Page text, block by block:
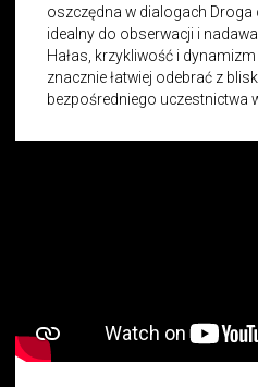
oszczędna w dialogach
idealny do obserwacji i
Hałas, krzykliwość i
znacznie łatwiej odebrać z
bezpośredniego uczestnictwa